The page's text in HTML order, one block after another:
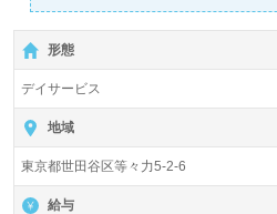
く活気のあるデイサービスです！
形態
デイサービス
地域
東京都世田谷区等々力5-2-6
給与